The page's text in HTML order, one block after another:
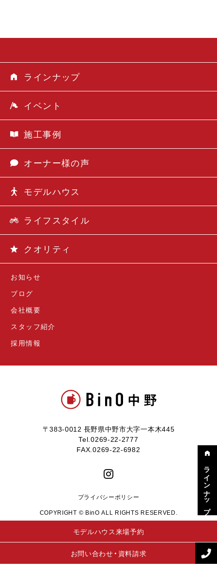
〒383-0012 長野県中野市大字一本木445
Tel.0269-22-2777
FAX.0269-22-6982
お知らせ
ブログ
会社概要
スタッフ紹介
採用情報
ラインナップ
イベント
施工事例
オーナー様の声
モデルハウス
ライフスタイル
クオリティ
プライバシーポリシー
COPYRIGHT © BinO ALL RIGHTS RESERVED.
モデルハウス来場予約
お問い合わせ・資料請求
ラインナップ